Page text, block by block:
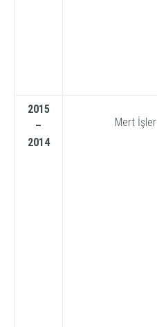
2015
–
2014
Mert İşler